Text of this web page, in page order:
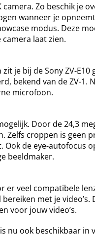
Zo beschik je
wanneer je
modus. Deze
laat zien.
je bij de Sony ZV-E10
bekend van de ZV-1.
microfoon.
Door de 24,3
Zelfs croppen is geen
de eye-autofocus
beeldmaker.
er veel compatibele
met je video’s.
voor jouw video’s.
nu ook beschikbaar in